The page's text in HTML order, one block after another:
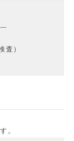
査）
。